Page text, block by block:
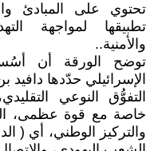
تحتوي على المبادئ
تطبيقها لمواجهة
والأمنية..
توضح الورقة أن أسُس
الإسرائيلي حدّدها
التفوُّق النوعي
خاصة مع قوة عظمى،
والتركيز الوطني، أي (